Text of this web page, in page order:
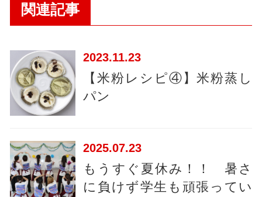
関連記事
2023 11.23
【米粉レシピ④】米粉蒸し
パン
2025 07.23
もうすぐ夏休み！！ 暑さ
に負けず学生も頑張ってい